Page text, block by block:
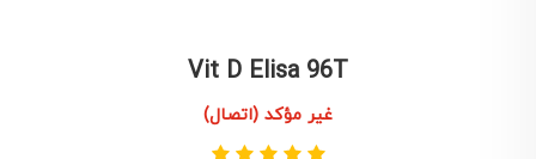
Vit D Elisa 96T
غير مؤكد (اتصال)